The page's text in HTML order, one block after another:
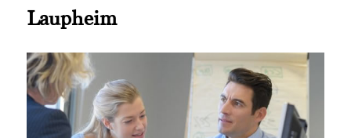
Laupheim